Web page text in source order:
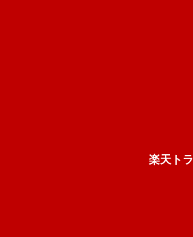
楽天ト